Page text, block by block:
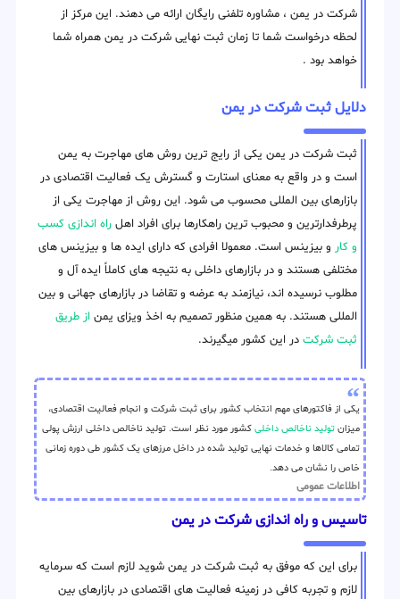
شرکت در یمن ، مشاوره تلفنی رایگان ارائه می دهند. این مرکز از
لحظه درخواست شما تا زمان ثبت نهایی شرکت در یمن همراه شما
خواهد بود .
دلایل ثبت شرکت در یمن
ثبت شرکت در یمن یکی از رایج ترین روش های مهاجرت به یمن
است و در واقع به معنای استارت و گسترش یک فعالیت اقتصادی در
بازارهای بین المللی محسوب می شود. این روش از مهاجرت یکی از
پرطرفدارترین و محبوب ترین راهکارها برای افراد اهل راه اندازی کسب
و کار و بیزینس است. معمولا افرادی که دارای ایده ها و بیزینس های
مختلفی هستند و در بازارهای داخلی به نتیجه های کاملاً ایده آل و
مطلوب نرسیده اند، نیازمند به عرضه و تقاضا در بازارهای جهانی و بین
المللی هستند. به همین منظور تصمیم به اخذ ویزای یمن از طریق
ثبت شرکت در این کشور میگیرند.
یکی از فاکتورهای مهم انتخاب کشور برای ثبت شرکت و انجام فعالیت اقتصادی،
میزان تولید ناخالص داخلی کشور مورد نظر است. تولید ناخالص داخلی ارزش پولی
تمامی کالاها و خدمات نهایی تولید شده در داخل مرزهای یک کشور طی دوره زمانی
خاص را نشان می دهد.
اطلاعات عمومی
تاسیس و راه اندازی شرکت در یمن
برای این که موفق به ثبت شرکت در یمن شوید لازم است که سرمایه
لازم و تجربه کافی در زمینه فعالیت های اقتصادی در بازارهای بین